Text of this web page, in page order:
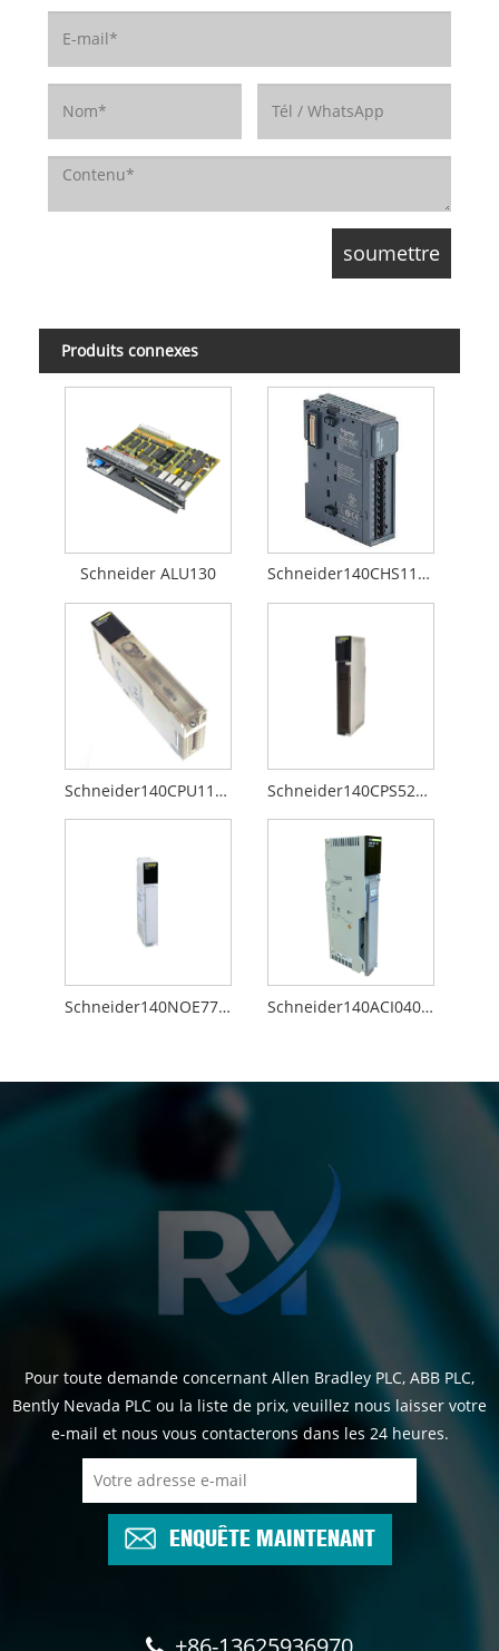
Produits connexes
Schneider ALU130 Schneider140CHS11000
Schneider140CPU11302 Schneider140CPS52400
Schneider140NOE77110 Schneider140ACI04000
Pour toute demande concernant Allen Bradley PLC, ABB PLC,
Bently Nevada PLC ou la liste de prix, veuillez nous laisser votre
e-mail et nous vous contacterons dans les 24 heures.
ENQUÊTE MAINTENANT